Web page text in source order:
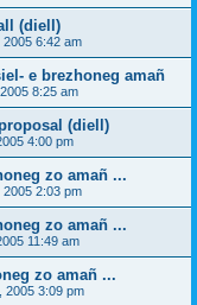
(diell)
6:42 am
e brezhoneg amañ
8:25 am
(diell)
4:00 pm
zo amañ ...
2:03 pm
zo amañ ...
11:49 am
zo amañ ...
2005 3:09 pm